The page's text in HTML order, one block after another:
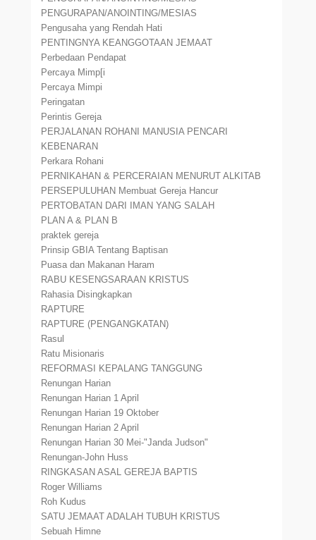
PENGURAPAN/ANOINTING/MESIAS
Pengusaha yang Rendah Hati
PENTINGNYA KEANGGOTAAN JEMAAT
Perbedaan Pendapat
Percaya Mimp[i
Percaya Mimpi
Peringatan
Perintis Gereja
PERJALANAN ROHANI MANUSIA PENCARI
KEBENARAN
Perkara Rohani
PERNIKAHAN & PERCERAIAN MENURUT ALKITAB
PERSEPULUHAN Membuat Gereja Hancur
PERTOBATAN DARI IMAN YANG SALAH
PLAN A & PLAN B
praktek gereja
Prinsip GBIA Tentang Baptisan
Puasa dan Makanan Haram
RABU KESENGSARAAN KRISTUS
Rahasia Disingkapkan
RAPTURE
RAPTURE (PENGANGKATAN)
Rasul
Ratu Misionaris
REFORMASI KEPALANG TANGGUNG
Renungan Harian
Renungan Harian 1 April
Renungan Harian 19 Oktober
Renungan Harian 2 April
Renungan Harian 30 Mei-"Janda Judson"
Renungan-John Huss
RINGKASAN ASAL GEREJA BAPTIS
Roger Williams
Roh Kudus
SATU JEMAAT ADALAH TUBUH KRISTUS
Sebuah Himne